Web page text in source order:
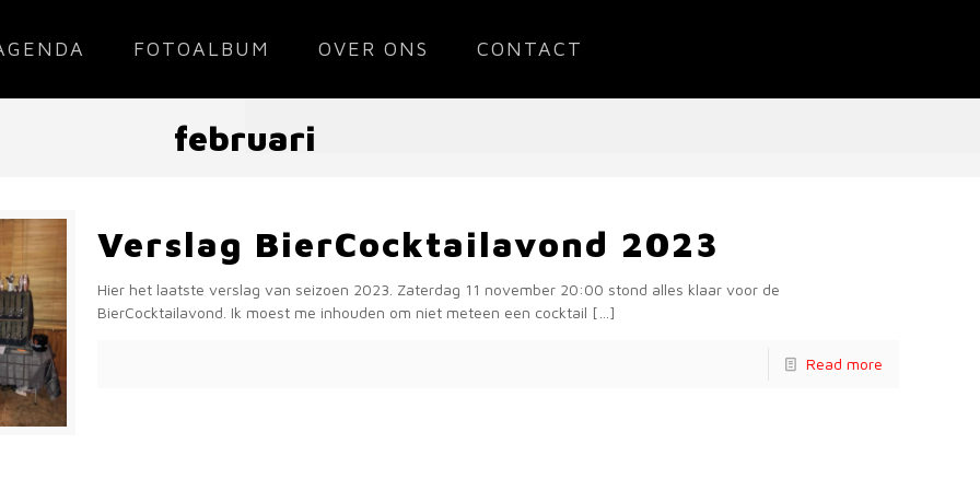
FOTOALBUM OVER ONS CONTACT
februari
Verslag BierCocktailavond 2023
Hier het laatste verslag van seizoen 2023. Zaterdag 11 november 20:00 stond alles klaar voor de
BierCocktailavond. Ik moest me inhouden om niet meteen een cocktail […]
Read more